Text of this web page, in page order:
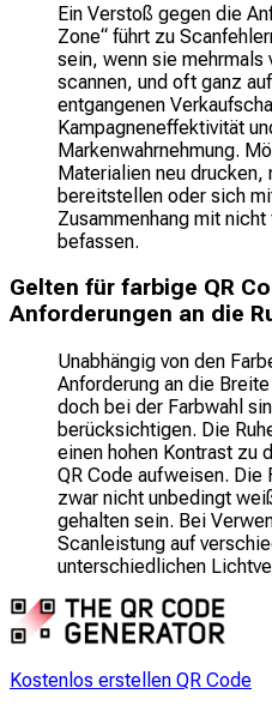
Ein Verstoß gegen die
Zone“ führt zu
sein, wenn sie mehrmals
scannen, und oft ganz
entgangenen
Kampagneneffektivität
Markenwahrnehmung.
Materialien neu drucken,
bereitstellen oder sich
Zusammenhang mit
befassen.
Gelten für farbige QR
Anforderungen an die
Unabhängig von den
Anforderung an die
doch bei der Farbwahl
berücksichtigen. Die
einen hohen Kontrast zu
QR Code aufweisen. Die
zwar nicht unbedingt
gehalten sein. Bei
Scanleistung auf
unterschiedlichen
Kostenlos erstellen QR Code